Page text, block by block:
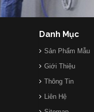
Danh Mục
Sản Phẩm Mẫu
Giới Thiệu
Thông Tin
Liên Hệ